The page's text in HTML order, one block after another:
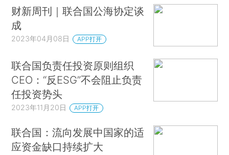
财新周刊｜联合国公海协定谈
成
2023年04月08日 APP打开
联合国负责任投资原则组织
CEO：“反ESG”不会阻止负责
任投资势头
2023年11月20日 APP打开
联合国：流向发展中国家的适
应资金缺口持续扩大